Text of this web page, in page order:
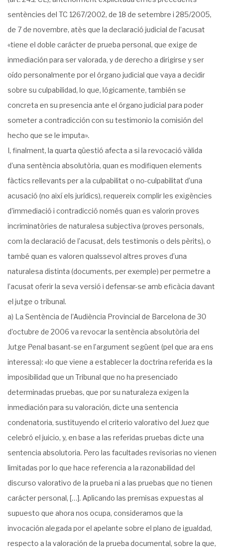
sentències del TC 1267/2002, de 18 de setembre i 285/2005,
de 7 de novembre, atès que la declaració judicial de l’acusat
«tiene el doble carácter de prueba personal, que exige de
inmediación para ser valorada, y de derecho a dirigirse y ser
oído personalmente por el órgano judicial que vaya a decidir
sobre su culpabilidad, lo que, lógicamente, también se
concreta en su presencia ante el órgano judicial para poder
someter a contradicción con su testimonio la comisión del
hecho que se le imputa».
I, finalment, la quarta qüestió afecta a si la revocació vàlida
d’una sentència absolutòria, quan es modifiquen elements
fàctics rellevants per a la culpabilitat o no-culpabilitat d’una
acusació (no així els jurídics), requereix complir les exigències
d’immediació i contradicció només quan es valorin proves
incriminatòries de naturalesa subjectiva (proves personals,
com la declaració de l’acusat, dels testimonis o dels pèrits), o
també quan es valoren qualssevol altres proves d’una
naturalesa distinta (documents, per exemple) per permetre a
l’acusat oferir la seva versió i defensar-se amb eficàcia davant
el jutge o tribunal.
a) La Sentència de l’Audiència Provincial de Barcelona de 30
d’octubre de 2006 va revocar la sentència absolutòria del
Jutge Penal basant-se en l’argument següent (pel que ara ens
interessa): «lo que viene a establecer la doctrina referida es la
imposibilidad que un Tribunal que no ha presenciado
determinadas pruebas, que por su naturaleza exigen la
inmediación para su valoración, dicte una sentencia
condenatoria, sustituyendo el criterio valorativo del Juez que
celebró el juicio, y, en base a las referidas pruebas dicte una
sentencia absolutoria. Pero las facultades revisorias no vienen
limitadas por lo que hace referencia a la razonabilidad del
discurso valorativo de la prueba ni a las pruebas que no tienen
carácter personal, […]. Aplicando las premisas expuestas al
supuesto que ahora nos ocupa, consideramos que la
invocación alegada por el apelante sobre el plano de igualdad,
respecto a la valoración de la prueba documental, sobre la que,